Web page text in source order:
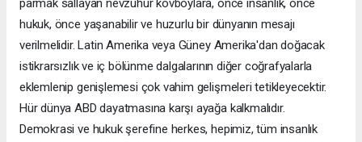
parmak sallayan nevzuhur kovboylara, önce insanlık, önce
hukuk, önce yaşanabilir ve huzurlu bir dünyanın mesajı
verilmelidir. Latin Amerika veya Güney Amerika'dan doğacak
istikrarsızlık ve iç bölünme dalgalarının diğer coğrafyalarla
eklemlenip genişlemesi çok vahim gelişmeleri tetikleyecektir.
Hür dünya ABD dayatmasına karşı ayağa kalkmalıdır.
Demokrasi ve hukuk şerefine herkes, hepimiz, tüm insanlık